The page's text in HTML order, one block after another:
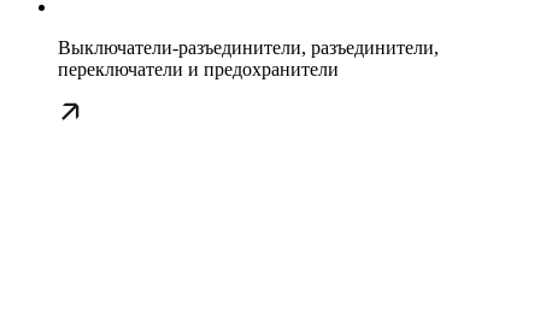
Выключатели-разъединители, разъединители,
переключатели и предохранители